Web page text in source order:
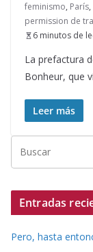
feminismo, París,
permission de
6 minutos de
La prefactura
Bonheur, que
Leer más
Entradas
Pero, hasta